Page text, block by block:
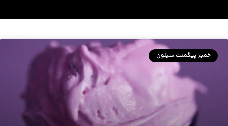
خمیر پیگمنت سیلون